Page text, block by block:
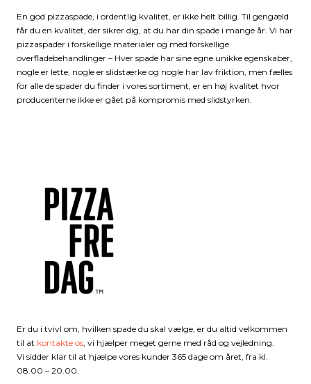
En god pizzaspade, i ordentlig kvalitet, er ikke helt billig. Til gengæld
får du en kvalitet, der sikrer dig, at du har din spade i mange år. Vi har
pizzaspader i forskellige materialer og med forskellige
overfladebehandlinger – Hver spade har sine egne unikke egenskaber,
nogle er lette, nogle er slidstærke og nogle har lav friktion, men fælles
for alle de spader du finder i vores sortiment, er en høj kvalitet hvor
producenterne ikke er gået på kompromis med slidstyrken.
Er du i tvivl om, hvilken spade du skal vælge, er du altid velkommen
til at kontakte os , vi hjælper meget gerne med råd og vejledning.
Vi sidder klar til at hjælpe vores kunder 365 dage om året, fra kl.
08.00 – 20.00.